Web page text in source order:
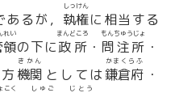
るが， 執権
しっけん
に相当する
領
れい
の下に政所
まんどころ
・ 問注所
もんちゅうじょ
・
機関
きかん
としては鎌倉府
かまくらふ
・
こく しゅご じとう